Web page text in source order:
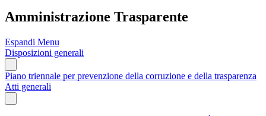
Amministrazione Trasparente
Espandi Menu
Disposizioni generali
Piano triennale per prevenzione della corruzione e della trasparenza
Atti generali